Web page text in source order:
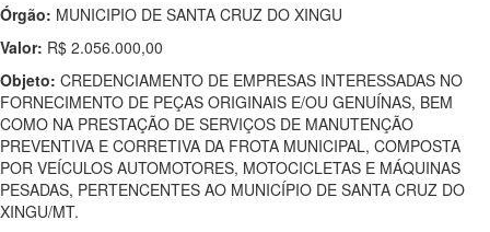
Órgão: MUNICIPIO DE SANTA CRUZ DO XINGU
Valor: R$ 2.056.000,00
Objeto: CREDENCIAMENTO DE EMPRESAS INTERESSADAS NO
FORNECIMENTO DE PEÇAS ORIGINAIS E/OU GENUÍNAS, BEM
COMO NA PRESTAÇÃO DE SERVIÇOS DE MANUTENÇÃO
PREVENTIVA E CORRETIVA DA FROTA MUNICIPAL, COMPOSTA
POR VEÍCULOS AUTOMOTORES, MOTOCICLETAS E MÁQUINAS
PESADAS, PERTENCENTES AO MUNICÍPIO DE SANTA CRUZ DO
XINGU/MT.